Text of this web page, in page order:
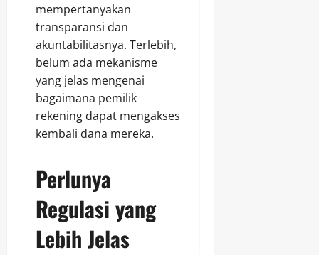
mempertanyakan
transparansi dan
akuntabilitasnya. Terlebih,
belum ada mekanisme
yang jelas mengenai
bagaimana pemilik
rekening dapat mengakses
kembali dana mereka.
Perlunya
Regulasi yang
Lebih Jelas